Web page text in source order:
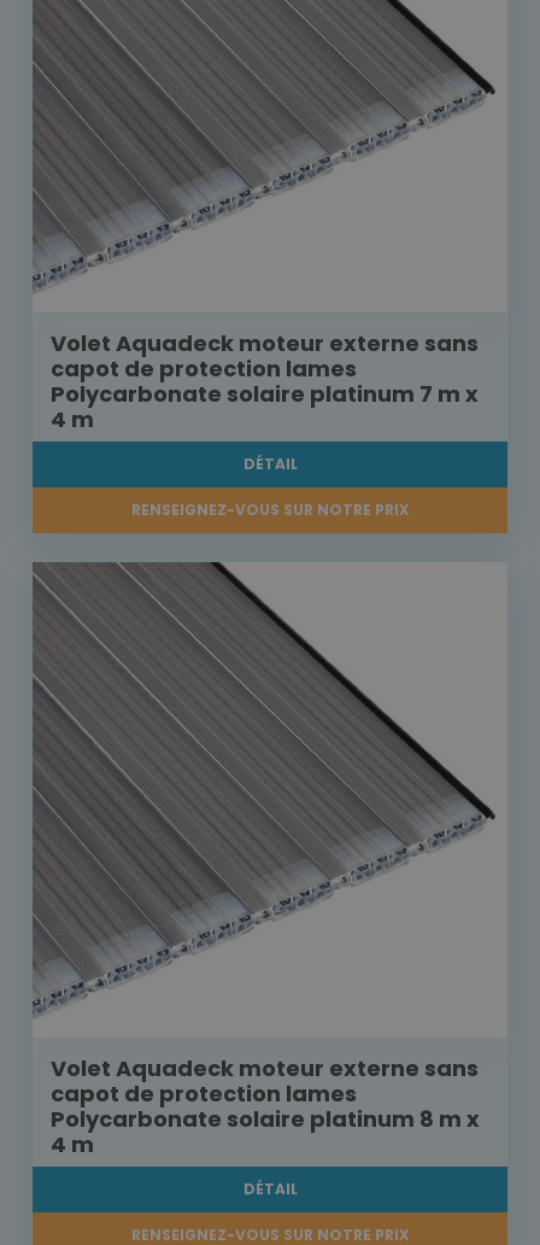
Volet Aquadeck moteur externe sans
capot de protection lames
Polycarbonate solaire platinum 7 m x
4 m
DÉTAIL
RENSEIGNEZ-VOUS SUR NOTRE PRIX
Volet Aquadeck moteur externe sans
capot de protection lames
Polycarbonate solaire platinum 8 m x
4 m
DÉTAIL
RENSEIGNEZ-VOUS SUR NOTRE PRIX